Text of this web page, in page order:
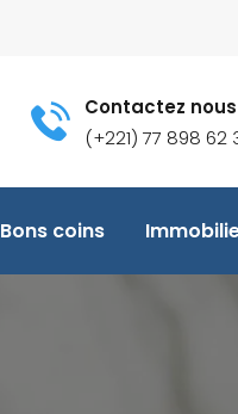
Contactez
(+221) 77 898 62
Bons coins